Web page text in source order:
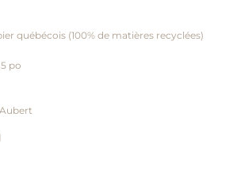
québécois (100% de matières recyclées)
po